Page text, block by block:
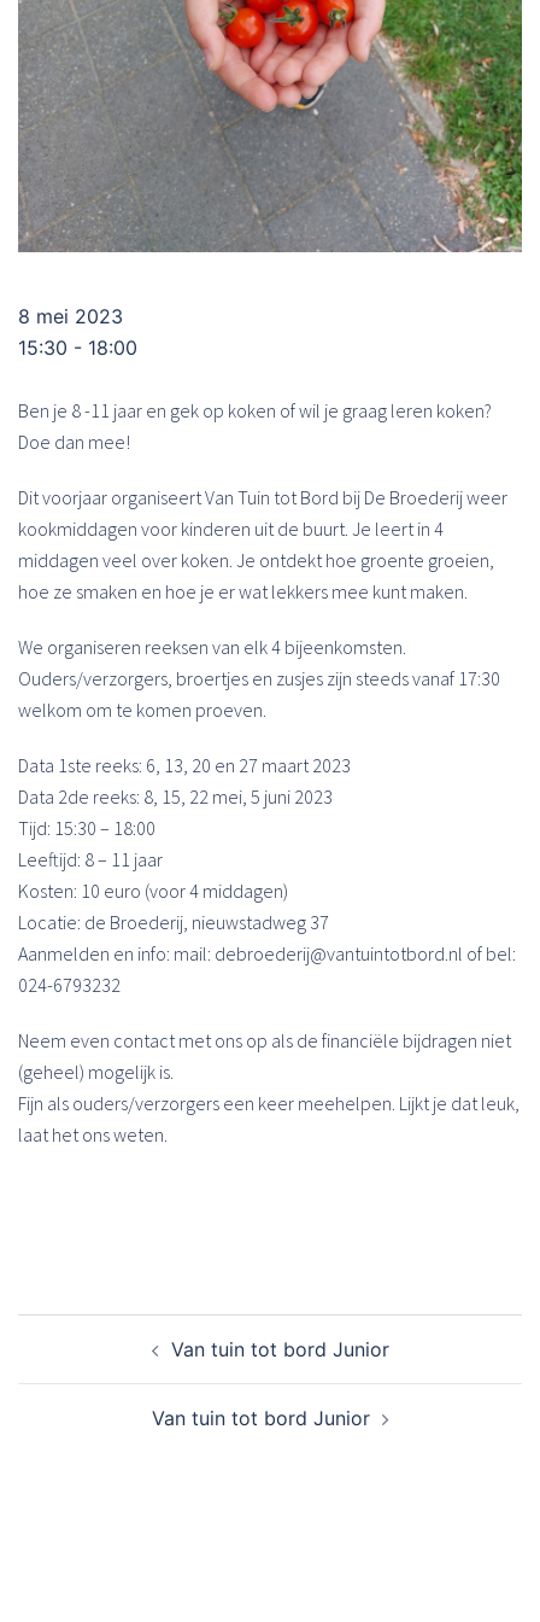
8 mei 2023
15:30 - 18:00
Ben je 8 -11 jaar en gek op koken of wil je graag leren koken?
Doe dan mee!
Dit voorjaar organiseert Van Tuin tot Bord bij De Broederij weer
kookmiddagen voor kinderen uit de buurt. Je leert in 4
middagen veel over koken. Je ontdekt hoe groente groeien,
hoe ze smaken en hoe je er wat lekkers mee kunt maken.
We organiseren reeksen van elk 4 bijeenkomsten.
Ouders/verzorgers, broertjes en zusjes zijn steeds vanaf 17:30
welkom om te komen proeven.
Data 1ste reeks: 6, 13, 20 en 27 maart 2023
Data 2de reeks: 8, 15, 22 mei, 5 juni 2023
Tijd: 15:30 – 18:00
Leeftijd: 8 – 11 jaar
Kosten: 10 euro (voor 4 middagen)
Locatie: de Broederij, nieuwstadweg 37
Aanmelden en info: mail: debroederij@vantuintotbord.nl of bel:
024-6793232
Neem even contact met ons op als de financiële bijdragen niet
(geheel) mogelijk is.
Fijn als ouders/verzorgers een keer meehelpen. Lijkt je dat leuk,
laat het ons weten.
Van tuin tot bord Junior
Van tuin tot bord Junior